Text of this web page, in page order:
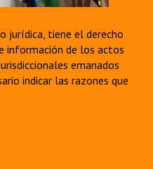
jurídica, tiene el derecho
información de los actos
emanados
indicar las razones que